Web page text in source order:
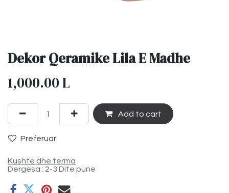
Dekor Qeramike Lila E Madhe
1,000.00L
Add to cart
Preferuar
Kushte dhe terma
Dergesa : 2-3 Dite pune